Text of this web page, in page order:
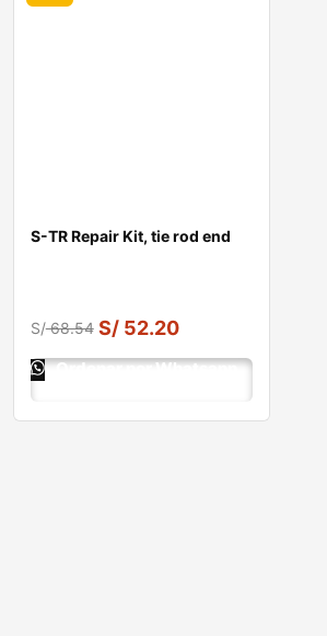
S-TR Repair Kit, tie rod end
S/68.54 S/52.20
Ordenar por Whatsapp